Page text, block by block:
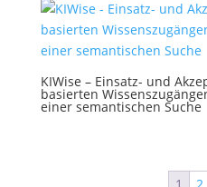
KIWise – Einsatz- und
basierten
einer semantischen Suche